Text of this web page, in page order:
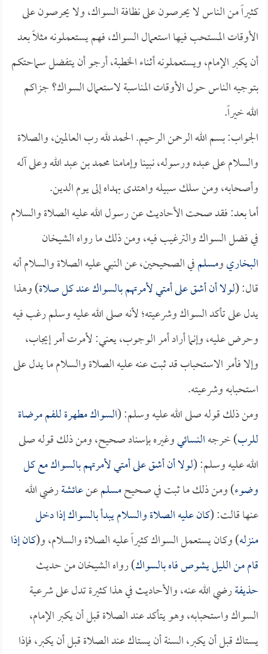
كثيراً من الناس لا يحرصون على نظافة السواك، ولا يحرصون على
الأوقات المستحب فيها استعمال السواك، فهم يستعملونه مثلاً بعد
أن يكبر الإمام، ويستعملونه أثناء الخطبة، أرجو أن يتفضل سماحتكم
بتوجيه الناس حول الأوقات المناسبة لاستعمال السواك؟ جزاكم
الله خيراً.
الجواب: بسم الله الرحمن الرحيم. الحمد لله رب العالمين، والصلاة
والسلام على عبده ورسوله، نبينا وإمامنا محمد بن عبد الله وعلى آله
وأصحابه، ومن سلك سبيله واهتدى بهداه إلى يوم الدين.
أما بعد: فقد صحت الأحاديث عن رسول الله عليه الصلاة والسلام
في فضل السواك والترغيب فيه، ومن ذلك ما رواه الشيخان
البخاريومسلمفي الصحيحين، عن النبي عليه الصلاة والسلام أنه
قال: (لولا أن أشق على أمتي لأمرتهم بالسواك عند كل صلاة) وهذا
يدل على تأكد السواك وشرعيته؛ لأنه صلى الله عليه وسلم رغب فيه
وحرض عليه، وإنما أراد أمر الوجوب، يعني: لأمرت أمر إيجاب،
وإلا فأمر الاستحباب قد ثبت عنه عليه الصلاة والسلام ما يدل على
استحبابه وشرعيته.
ومن ذلك قوله صلى الله عليه وسلم: (السواك مطهرة للفم مرضاة
للرب) خرجهالنسائيوغيره بإسناد صحيح، ومن ذلك قوله صلى
الله عليه وسلم: (لولا أن أشق على أمتي لأمرتهم بالسواك مع كل
وضوء) ومن ذلك ما ثبت في صحيحمسلمعنعائشةرضي الله
عنها قالت: (كان عليه الصلاة والسلام يبدأ بالسواك إذا دخل
منزله) وكان يستعمل السواك كثيراً عليه الصلاة والسلام، و(كان إذا
قام من الليل يشوص فاه بالسواك) رواه الشيخان من حديث
حذيفةرضي الله عنه، والأحاديث في هذا كثيرة تدل على شرعية
السواك واستحبابه، وهو يتأكد عند الصلاة قبل أن يكبر الإمام،
يستاك قبل أن يكبر، السنة أن يستاك عند الصلاة قبل أن يكبر، فإذا